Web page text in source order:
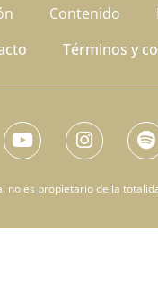
Contenido
Términos y
es propietario de la